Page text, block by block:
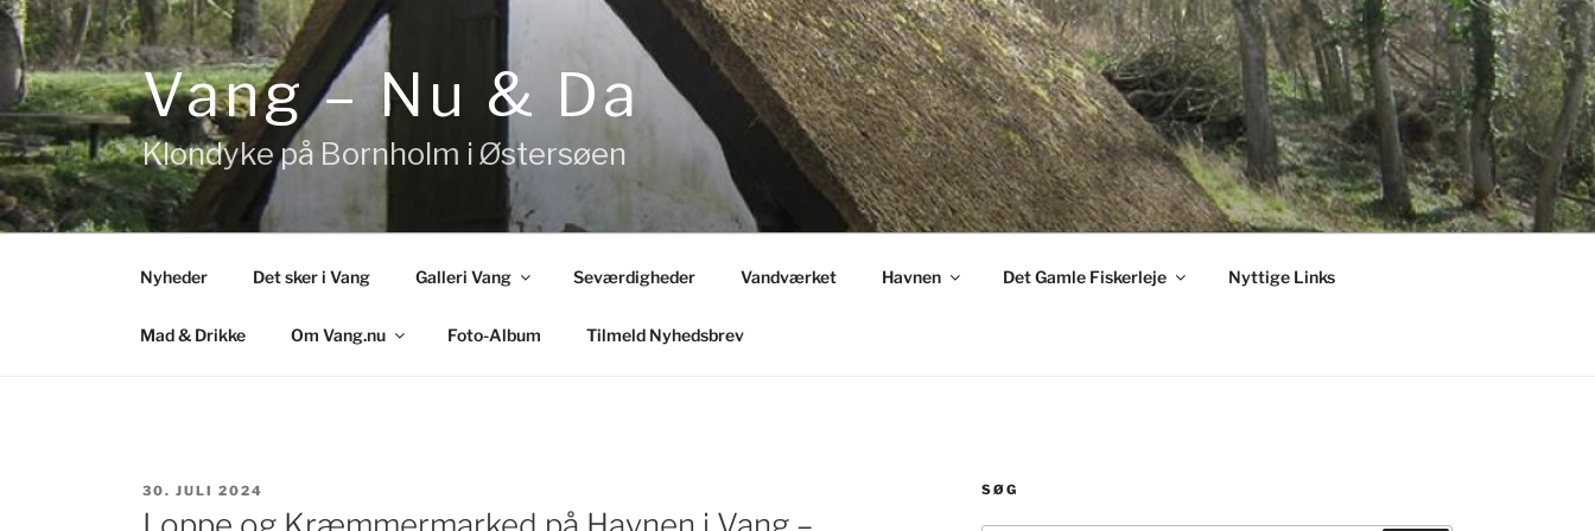
Videre
til
indhold
Vang – Nu & Da
Klondyke på Bornholm i Østersøen
Nyheder Det sker i Vang Galleri Vang Seværdigheder Vandværket Havnen Det Gamle Fiskerleje Nyttige Links
Mad & Drikke Om Vang.nu Foto-Album Tilmeld Nyhedsbrev
UDGIVET
DEN
30. JULI 2024 SØG